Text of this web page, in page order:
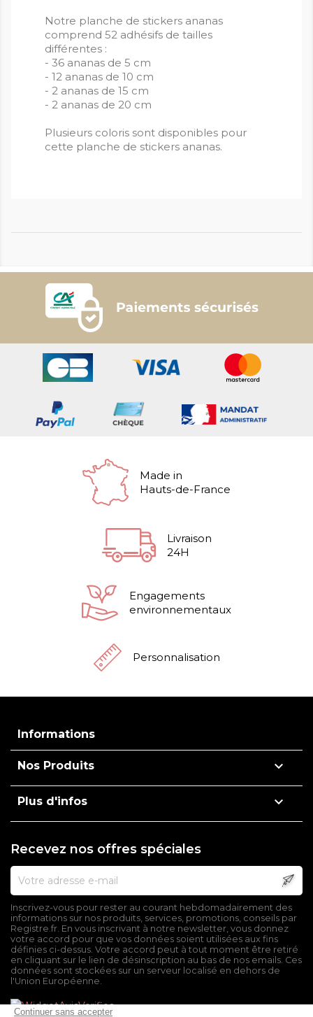
Notre planche de stickers ananas
comprend 52 adhésifs de tailles
différentes :
- 36 ananas de 5 cm
- 12 ananas de 10 cm
- 2 ananas de 15 cm
- 2 ananas de 20 cm
Plusieurs coloris sont disponibles pour
cette planche de stickers ananas.
Made in
Hauts-de-France
Livraison
24H
Engagements
environnementaux
Personnalisation
Informations
Nos Produits 
Plus d'infos 
Recevez nos offres spéciales
Inscrivez-vous pour rester au courant hebdomadairement des
informations sur nos produits, services, promotions, conseils par
Registre.fr. En vous inscrivant à notre newsletter, vous donnez
votre accord pour que vos données soient utilisées aux fins
définies ci-dessus. Votre accord peut à tout moment être retiré
en cliquant sur le lien de désinscription au bas de nos emails. Ces
données sont stockées sur un serveur localisé en dehors de
l'Union Européenne.